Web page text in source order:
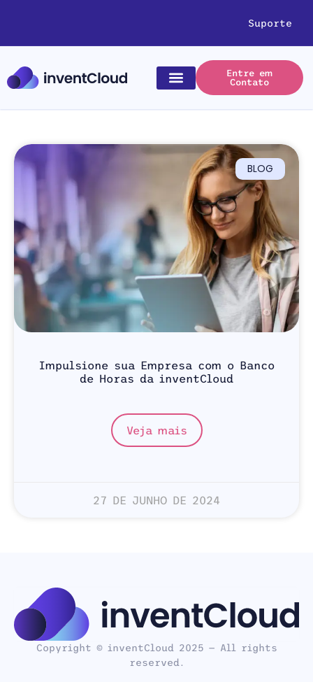
Suporte
Entre em
Contato
BLOG
Impulsione sua Empresa com o Banco
de Horas da inventCloud
Veja mais
27 DE JUNHO DE 2024
Copyright © inventCloud 2025 — All rights
reserved.